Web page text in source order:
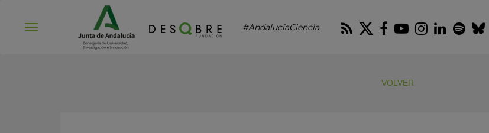
#AndalucíaCiencia RSS Twitter
Facebook
Youtube
VOLVER